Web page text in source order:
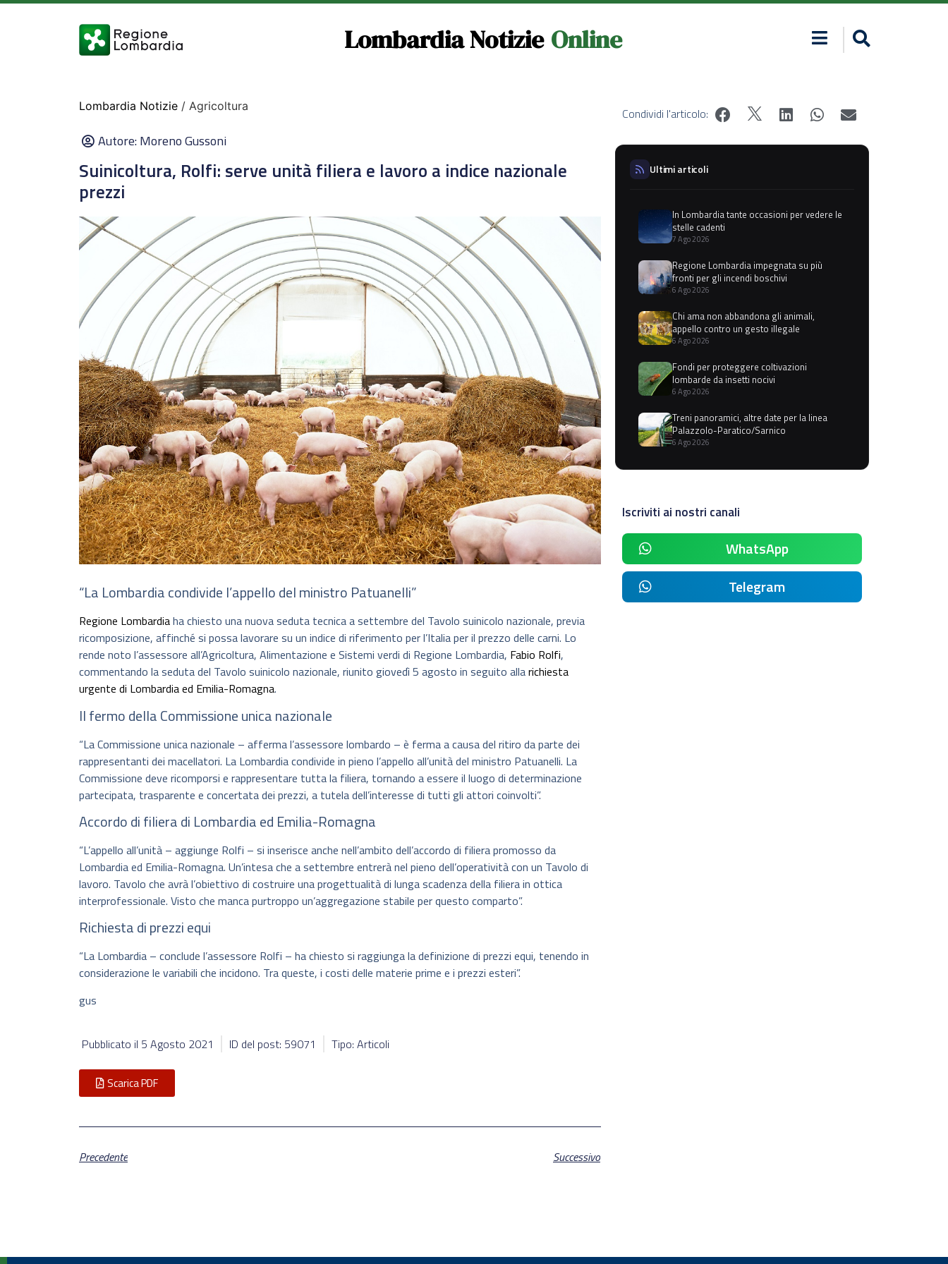
Lombardia Notizie Online
Lombardia Notizie / Agricoltura
Autore:Moreno Gussoni
Suinicoltura, Rolfi: serve unità filiera e lavoro a indice nazionale
prezzi
“La Lombardia condivide l’appello del ministro Patuanelli”
Regione Lombardiaha chiesto una nuova seduta tecnica a settembre del Tavolo suinicolo nazionale, previa
ricomposizione, affinché si possa lavorare su un indice di riferimento per l’Italia per il prezzo delle carni. Lo
rende noto l’assessore all’Agricoltura, Alimentazione e Sistemi verdi di Regione Lombardia, Fabio Rolfi,
commentando la seduta del Tavolo suinicolo nazionale, riunito giovedì 5 agosto in seguito allarichiesta
urgente di Lombardia ed Emilia-Romagna.
Il fermo della Commissione unica nazionale
“La Commissione unica nazionale – afferma l’assessore lombardo – è ferma a causa del ritiro da parte dei
rappresentanti dei macellatori. La Lombardia condivide in pieno l’appello all’unità del ministro Patuanelli. La
Commissione deve ricomporsi e rappresentare tutta la filiera, tornando a essere il luogo di determinazione
partecipata, trasparente e concertata dei prezzi, a tutela dell’interesse di tutti gli attori coinvolti”.
Accordo di filiera di Lombardia ed Emilia-Romagna
“L’appello all’unità – aggiunge Rolfi – si inserisce anche nell’ambito dell’accordo di filiera promosso da
Lombardia ed Emilia-Romagna. Un’intesa che a settembre entrerà nel pieno dell’operatività con un Tavolo di
lavoro. Tavolo che avrà l’obiettivo di costruire una progettualità di lunga scadenza della filiera in ottica
interprofessionale. Visto che manca purtroppo un’aggregazione stabile per questo comparto”.
Richiesta di prezzi equi
“La Lombardia – conclude l’assessore Rolfi – ha chiesto si raggiunga la definizione di prezzi equi, tenendo in
considerazione le variabili che incidono. Tra queste, i costi delle materie prime e i prezzi esteri”.
gus
Pubblicato il 5 Agosto 2021 ID del post: 59071 Tipo: Articoli
Scarica PDF
Precedente Successivo
Condividi l'articolo:
Ultimi articoli
In Lombardia tante occasioni per vedere le
stelle cadenti
7 Ago 2026
Regione Lombardia impegnata su più
fronti per gli incendi boschivi
6 Ago 2026
Chi ama non abbandona gli animali,
appello contro un gesto illegale
6 Ago 2026
Fondi per proteggere coltivazioni
lombarde da insetti nocivi
6 Ago 2026
Treni panoramici, altre date per la linea
Palazzolo-Paratico/Sarnico
6 Ago 2026
Iscriviti ai nostri canali
WhatsApp
Telegram